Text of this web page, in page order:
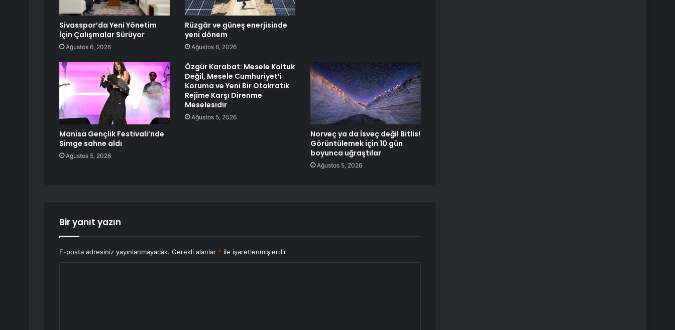
Sivasspor’da Yeni Yönetim
İçin Çalışmalar Sürüyor
Ağustos 6, 2026
Rüzgâr ve güneş enerjisinde
yeni dönem
Ağustos 6, 2026
Manisa Gençlik Festivali’nde
Simge sahne aldı
Ağustos 5, 2026
Özgür Karabat: Mesele Koltuk
Değil, Mesele Cumhuriyet’i
Koruma ve Yeni Bir Otokratik
Rejime Karşı Direnme
Meselesidir
Ağustos 5, 2026
Norveç ya da İsveç değil Bitlis!
Görüntülemek için 10 gün
boyunca uğraştılar
Ağustos 5, 2026
Bir yanıt yazın
E-posta adresiniz yayınlanmayacak. Gerekli alanlar * ile işaretlenmişlerdir